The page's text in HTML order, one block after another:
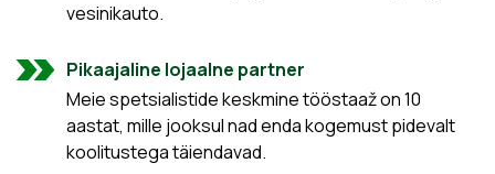
vesinikauto.
Pikaajaline lojaalne partner
Meie spetsialistide keskmine tööstaaž on 10
aastat, mille jooksul nad enda kogemust pidevalt
koolitustega täiendavad.